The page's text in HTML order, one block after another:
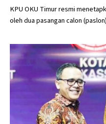
KPU OKU Timur resmi
oleh dua pasangan calon